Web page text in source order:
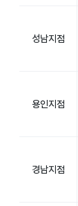
성남지점
용인지점
경남지점